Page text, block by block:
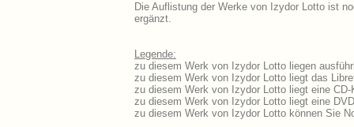
Die Auflistung der Werke von Izydor Lotto ist
ergänzt.
Legende:
zu diesem Werk von Izydor Lotto liegen
zu diesem Werk von Izydor Lotto liegt das
zu diesem Werk von Izydor Lotto liegt eine CD-
zu diesem Werk von Izydor Lotto liegt eine
zu diesem Werk von Izydor Lotto können Sie